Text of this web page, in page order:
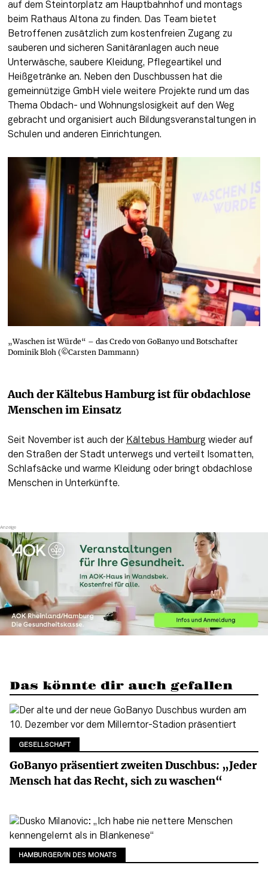
auf dem Steintorplatz am Hauptbahnhof und montags
beim Rathaus Altona zu finden. Das Team bietet
Betroffenen zusätzlich zum kostenfreien Zugang zu
sauberen und sicheren Sanitäranlagen auch neue
Unterwäsche, saubere Kleidung, Pflegeartikel und
Heißgetränke an. Neben den Duschbussen hat die
gemeinnützige GmbH viele weitere Projekte rund um das
Thema Obdach- und Wohnungslosigkeit auf den Weg
gebracht und organisiert auch Bildungsveranstaltungen in
Schulen und anderen Einrichtungen.
„Waschen ist Würde“ – das Credo von GoBanyo und Botschafter
Dominik Bloh (©Carsten Dammann)
Auch der Kältebus Hamburg ist für obdachlose
Menschen im Einsatz
Seit November ist auch der Kältebus Hamburg wieder auf
den Straßen der Stadt unterwegs und verteilt Isomatten,
Schlafsäcke und warme Kleidung oder bringt obdachlose
Menschen in Unterkünfte.
Das könnte dir auch gefallen
GESELLSCHAFT
GoBanyo präsentiert zweiten Duschbus: „Jeder
Mensch hat das Recht, sich zu waschen“
HAMBURGER/IN DES MONATS